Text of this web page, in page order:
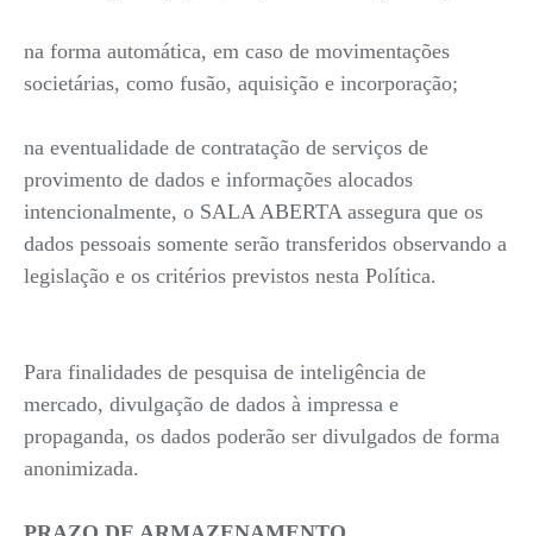
na forma automática, em caso de movimentações
societárias, como fusão, aquisição e incorporação;
na eventualidade de contratação de serviços de
provimento de dados e informações alocados
intencionalmente, o SALA ABERTA assegura que os
dados pessoais somente serão transferidos observando a
legislação e os critérios previstos nesta Política.
Para finalidades de pesquisa de inteligência de
mercado, divulgação de dados à impressa e
propaganda, os dados poderão ser divulgados de forma
anonimizada.